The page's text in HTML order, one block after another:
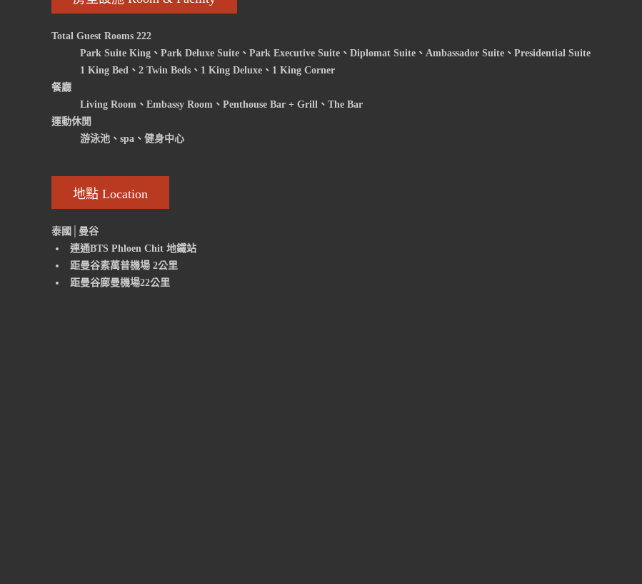
Total Guest Rooms 222
Park Suite King、Park Deluxe Suite、Park Executive Suite、Diplomat Suite、Ambassador Suite、Presidential Suite
1 King Bed、2 Twin Beds、1 King Deluxe、1 King Corner
餐廳
Living Room、Embassy Room、Penthouse Bar + Grill、The Bar
運動休閒
游泳池、spa、健身中心
地點 Location
泰國│曼谷
連通BTS Phloen Chit 地鐵站
距曼谷素萬普機場 2公里
距曼谷廊曼機場22公里